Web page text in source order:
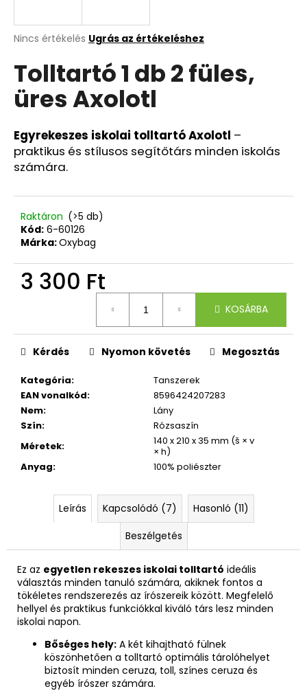
A
átlagos
értékelése
5-
ből
csillag.
Nincs értékelés Ugrás az értékeléshez
Tolltartó 1 db 2 füles,
üres Axolotl
Egyrekeszes iskolai tolltartó Axolotl –
praktikus és stílusos segítőtárs minden iskolás
számára.
Raktáron (>5 db)
Kód: 6-60126
Márka:Oxybag
3 300 Ft
KOSÁRBA
Kategória:
Tanszerek
EAN vonalkód:
8596424207283
Nem:
Lány
Szín:
Rózsaszín
Méretek:
140 x 210 x 35 mm (š × v
× h)
Anyag: 100% poliészter
Kérdés Nyomon követés Megosztás
Leírás Kapcsolódó (7)
Hasonló (11)
Beszélgetés
Ez az egyetlen rekeszes iskolai tolltartó ideális
választás minden tanuló számára, akiknek fontos a
tökéletes rendszerezés az írószereik között. Megfelelő
hellyel és praktikus funkciókkal kiváló társ lesz minden
iskolai napon.
Bőséges hely: A két kihajtható fülnek
köszönhetően a tolltartó optimális tárolóhelyet
biztosít minden ceruza, toll, színes ceruza és
egyéb írószer számára.
A
á
n
l
u
k
OXY
SCOOLER
ELETRIC
YELLOW
490
Ft